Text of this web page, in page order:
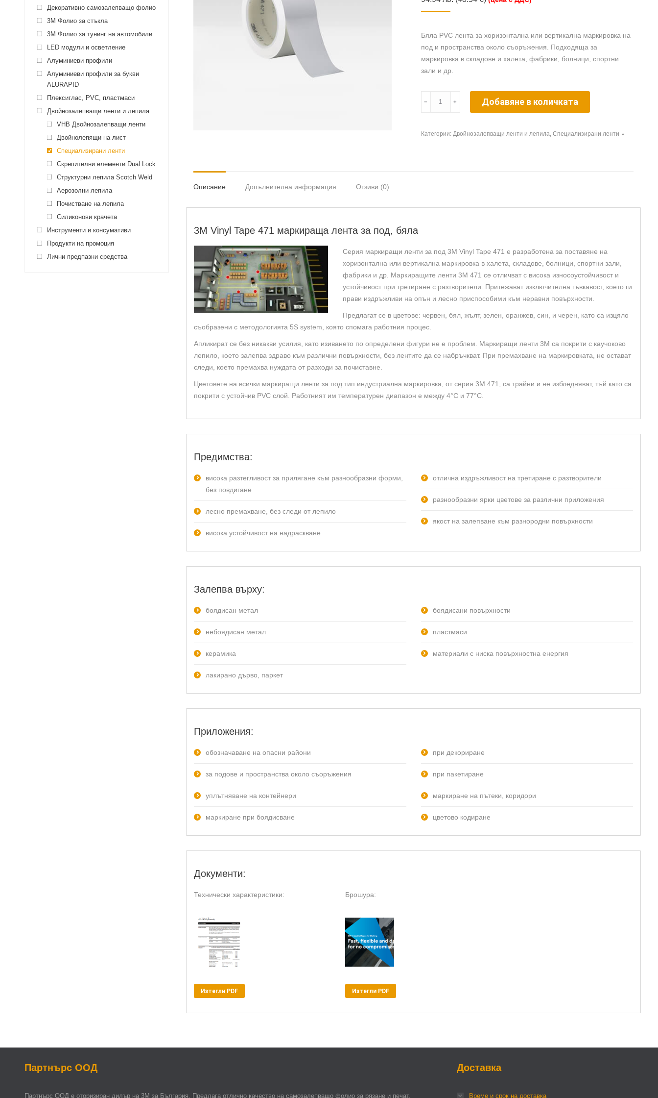
Бяла PVC лента за хоризонтална или вертикална маркировка на
под и пространства около съоръжения. Подходяща за
маркировка в складове и халета, фабрики, болници, спортни
зали и др.
Vinyl
x
33
м
﹣ ﹢ Добавяне в количката
Категории: Двойнозалепващи ленти и лепила, Специализирани ленти
Описание Допълнителна информация Отзиви (0)
3M Vinyl Tape 471 маркираща лента за под, бяла
Серия маркиращи ленти за под 3M Vinyl Tape 471 е разработена за поставяне на
хоризонтална или вертикална маркировка в халета, складове, болници, спортни зали,
фабрики и др. Маркиращите ленти 3M 471 се отличват с висока износоустойчивост и
устойчивост при третиране с разтворители. Притежават изключителна гъвкавост, което ги
прави издръжливи на опън и лесно приспособими към неравни повърхности.
Предлагат се в цветове: червен, бял, жълт, зелен, оранжев, син, и черен, като са изцяло
съобразени с методологията 5S system, която спомага работния процес.
Апликират се без никакви усилия, като изиването по определени фигури не е проблем. Маркиращи ленти 3M са покрити с каучоково
лепило, което залепва здраво към различни повърхности, без лентите да се набръчкват. При премахване на маркировката, не остават
следи, което премахва нуждата от разходи за почиставне.
Цветовете на всички маркиращи ленти за под тип индустриална маркировка, от серия 3M 471, са трайни и не избледняват, тъй като са
покрити с устойчив PVC слой. Работният им температурен диапазон е между 4°C и 77°C.
Предимства:
висока разтегливост за прилягане към разнообразни форми,
без повдигане
лесно премахване, без следи от лепило
висока устойчивост на надраскване
отлична издръжливост на третиране с разтворители
разнообразни ярки цветове за различни приложения
якост на залепване към разнородни повърхности
Залепва върху:
боядисан метал
небоядисан метал
керамика
лакирано дърво, паркет
боядисани повърхности
пластмаси
материали с ниска повърхностна енергия
Приложения:
обозначаване на опасни райони
за подове и пространства около съоръжения
уплътняване на контейнери
маркиране при боядисване
при декориране
при пакетиране
маркиране на пътеки, коридори
цветово кодиране
Документи:
Технически характеристики:
Изтегли PDF
Брошура:
Изтегли PDF
Декоративно самозалепващо фолио
3M Фолио за стъкла
3M Фолио за тунинг на автомобили
LED модули и осветление
Алуминиеви профили
Алуминиеви профили за букви
ALURAPID
Плексиглас, PVC, пластмаси
Двойнозалепващи ленти и лепила
VHB Двойнозалепващи ленти
Двойнолепящи на лист
Специализирани ленти
Скрепителни елементи Dual Lock
Структурни лепила Scotch Weld
Аерозолни лепила
Почистване на лепила
Силиконови крачета
Инструменти и консумативи
Продукти на промоция
Лични предпазни средства
Партнърс ООД
Партнърс ООД e оторизиран дилър на 3М за България. Предлага отлично качество на самозалепващо фолио за рязане и печат,
Доставка
Време и срок на доставка